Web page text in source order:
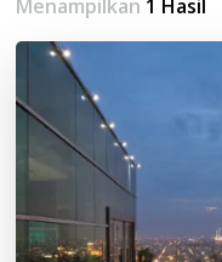
Menampilkan 1 Hasil